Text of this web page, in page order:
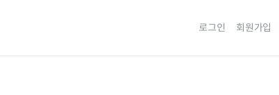
로그인 회원가입